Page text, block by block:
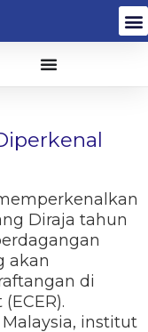
Diraja tahun
akan
di
institut